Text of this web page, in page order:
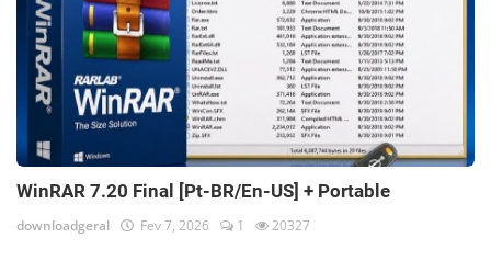
WinRAR 7.20 Final [Pt-BR/En-US] + Portable
downloadgeral Fev 7, 2026 1 20327